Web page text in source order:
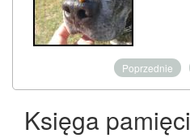
Poprzednie
Księga pamięci